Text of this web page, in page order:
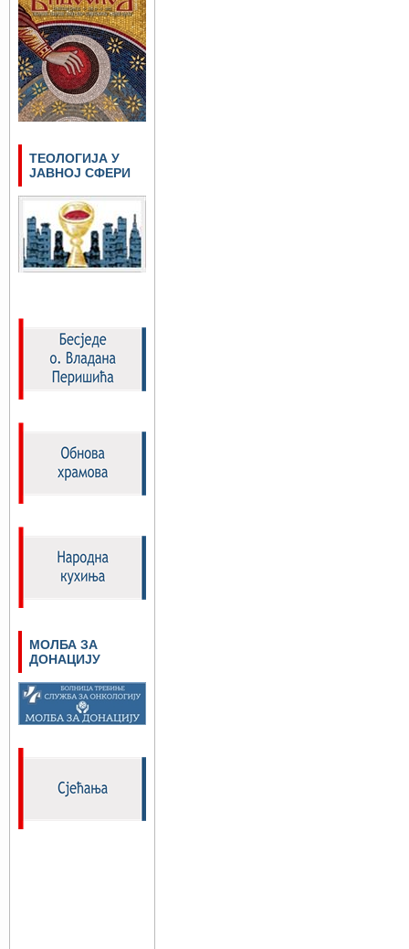
ТЕОЛОГИЈА У
ЈАВНОЈ СФЕРИ
МОЛБА ЗА
ДОНАЦИЈУ